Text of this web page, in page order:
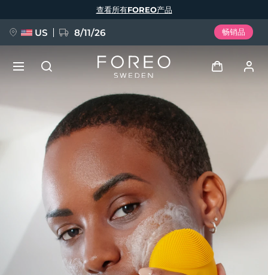
查看所有FOREO产品
US 8/11/26 畅销品
我的设备
我的订单
我的地址
我的订阅
新品
FAQ™ Pure Beauty-Tech Elixir
BREAKING NEWS
issa™ Teeth Whitening Set
English Deutsch
Español
Français
Italiano
Português
Svenska
Русский
Türkçe
简体中文 繁體中文